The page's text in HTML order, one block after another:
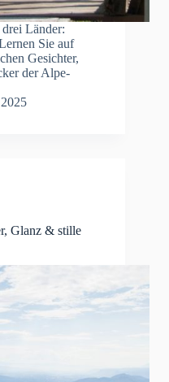
Länder:
Sie auf
Gesichter,
der Alpe-
Glanz & stille